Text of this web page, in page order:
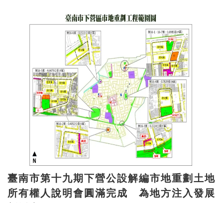
臺南市第十九期下營公設解編市地重劃土地
所有權人說明會圓滿完成 為地方注入發展